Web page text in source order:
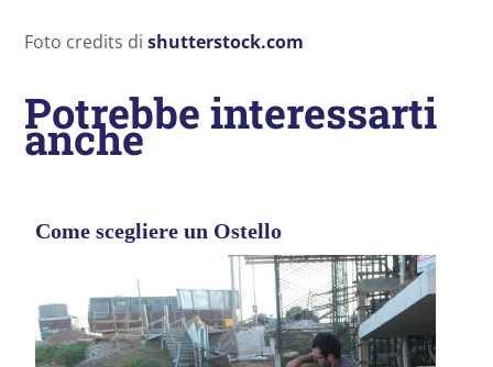
Foto credits di shutterstock.com
Potrebbe interessarti
anche
Come scegliere un Ostello